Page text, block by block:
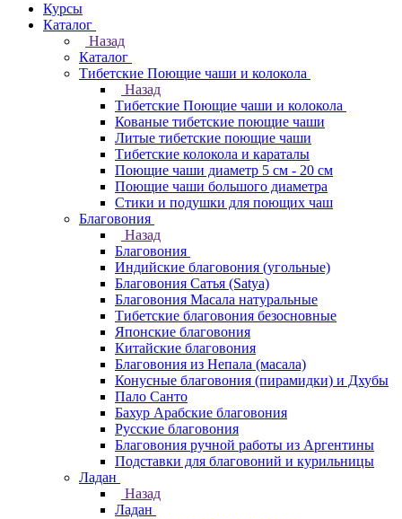
Курсы
Каталог
Назад
Каталог
Тибетские Поющие чаши и колокола
Назад
Тибетские Поющие чаши и колокола
Кованые тибетские поющие чаши
Литые тибетские поющие чаши
Тибетские колокола и караталы
Поющие чаши диаметр 5 см - 20 см
Поющие чаши большого диаметра
Стики и подушки для поющих чаш
Благовония
Назад
Благовония
Индийские благовония (угольные)
Благовония Сатья (Satya)
Благовония Масала натуральные
Тибетские благовония безосновные
Японские благовония
Китайские благовония
Благовония из Непала (масала)
Конусные благовония (пирамидки) и Дхубы
Пало Санто
Бахур Арабские благовония
Русские благовония
Благовония ручной работы из Аргентины
Подставки для благовоний и курильницы
Ладан
Назад
Ладан